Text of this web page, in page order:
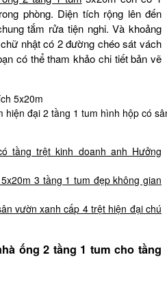
phòng. Diện tích rộng lên đến
tắm rửa tiện nghi. Và khoảng
nhật có 2 đường chéo sát vách
có thể tham khảo chi tiết bản vẽ
hiện đại 2 tầng 1 tum hình hộp có
tầng trệt kinh doanh anh Hưởng
3 tầng 1 tum đẹp không gian
vườn xanh cấp 4 trệt hiện đại chú
ống 2 tầng 1 tum cho tầng